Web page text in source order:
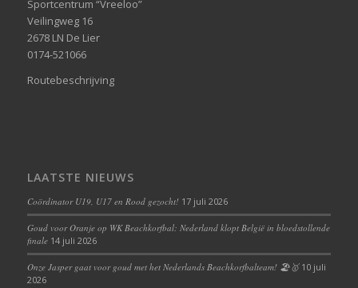
Sportcentrum “Vreeloo”
Veilingweg 16
2678 LN De Lier
0174-521066
Routebeschrijving
LAATSTE NIEUWS
Coördinator U19, U17 en Rood gezocht! 17 juli 2026
Goud voor Oranje op WK Beachkorfbal: Nederland klopt België in bloedstollende
finale 14 juli 2026
Onze Jasper gaat voor goud met het Nederlands Beachkorfbalteam! 🏖️🥇 10 juli
2026